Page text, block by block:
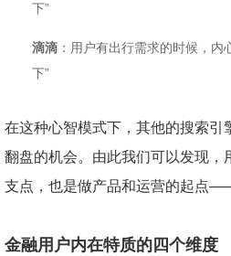
下”
滴滴 ：用户有出行需求的时候，
下”
在这种心智模式下，其他的搜索引
翻盘的机会。由此我们可以发现，
支点，也是做产品和运营的起点
金融用户内在特质的四个维度